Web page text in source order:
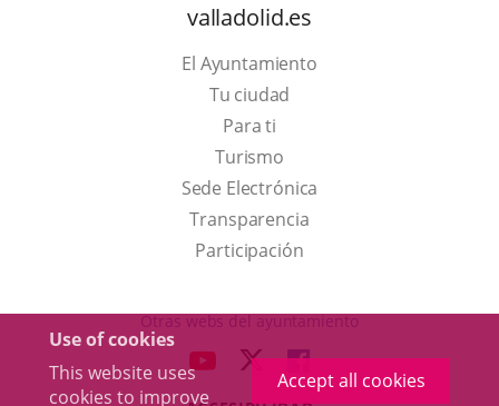
Use of cookies
This website uses
cookies to improve
Accept all cookies
valladolid.es
El Ayuntamiento
Tu ciudad
Para ti
TurismoThis
link
will
open
a
up
Sede Electrónica
Transparencia
Participación
Otras webs del ayuntamiento
LINK LINK
TO
LINK
TO